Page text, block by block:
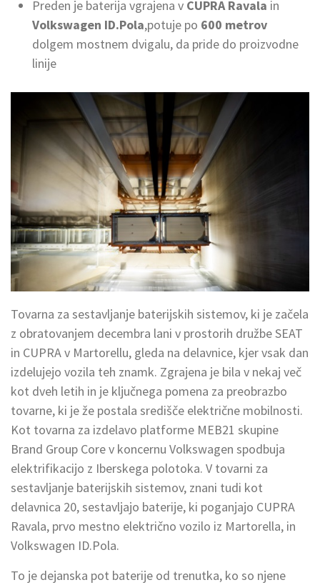
Preden je baterija vgrajena v CUPRA Ravala in
Volkswagen ID.Pola,potuje po 600 metrov
dolgem mostnem dvigalu, da pride do proizvodne
linije
Tovarna za sestavljanje baterijskih sistemov, ki je začela
z obratovanjem decembra lani v prostorih družbe SEAT
in CUPRA v Martorellu, gleda na delavnice, kjer vsak dan
izdelujejo vozila teh znamk. Zgrajena je bila v nekaj več
kot dveh letih in je ključnega pomena za preobrazbo
tovarne, ki je že postala središče električne mobilnosti.
Kot tovarna za izdelavo platforme MEB21 skupine
Brand Group Core v koncernu Volkswagen spodbuja
elektrifikacijo z Iberskega polotoka. V tovarni za
sestavljanje baterijskih sistemov, znani tudi kot
delavnica 20, sestavljajo baterije, ki poganjajo CUPRA
Ravala, prvo mestno električno vozilo iz Martorella, in
Volkswagen ID.Pola.
To je dejanska pot baterije od trenutka, ko so njene